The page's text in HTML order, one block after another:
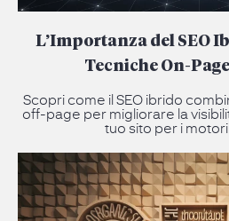
L’Importanza del SEO
Tecniche On-
Scopri come il SEO ibrido
off-page per migliorare la
tuo sito per i